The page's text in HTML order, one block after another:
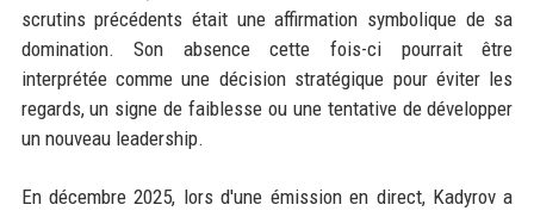
scrutins précédents était une affirmation symbolique de sa
domination. Son absence cette fois-ci pourrait être
interprétée comme une décision stratégique pour éviter les
regards, un signe de faiblesse ou une tentative de développer
un nouveau leadership.
En décembre 2025, lors d'une émission en direct, Kadyrov a